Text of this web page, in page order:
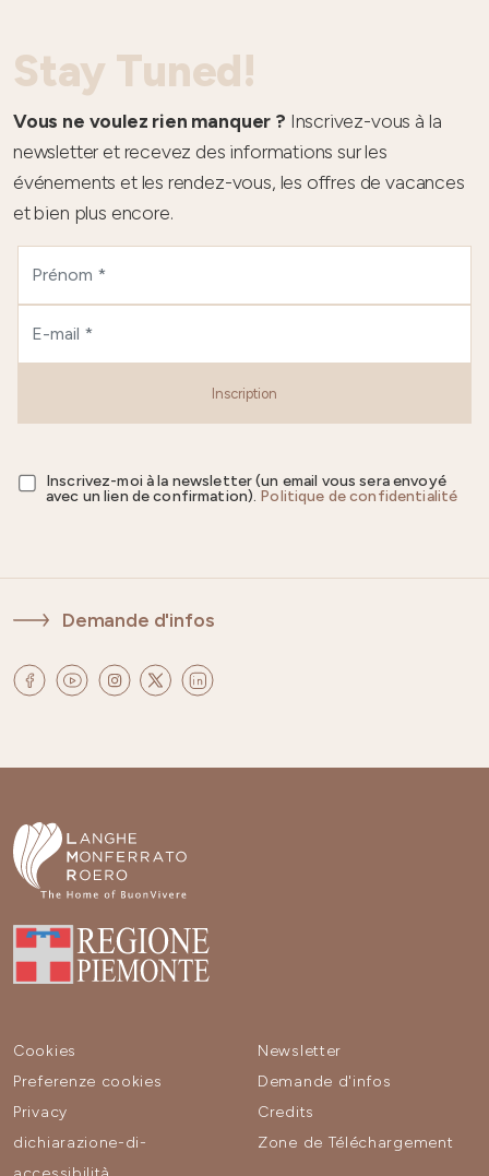
Stay Tuned!
Vous ne voulez rien manquer ? Inscrivez-vous à la
newsletter et recevez des informations sur les
événements et les rendez-vous, les offres de vacances
et bien plus encore.
Inscription
Inscrivez-moi à la newsletter (un email vous sera envoyé
avec un lien de confirmation). Politique de confidentialité
Demande d'infos
Cookies
Preferenze cookies
Privacy
dichiarazione-di-
Newsletter
Demande d'infos
Credits
Zone de Téléchargement